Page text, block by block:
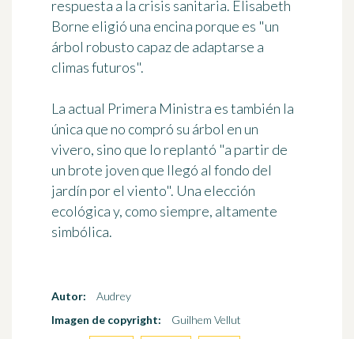
respuesta a la crisis sanitaria. Elisabeth
Borne eligió una encina porque es "un
árbol robusto capaz de adaptarse a
climas futuros".
La actual Primera Ministra es también la
única que no compró su árbol en un
vivero, sino que lo replantó "a partir de
un brote joven que llegó al fondo del
jardín por el viento". Una elección
ecológica y, como siempre, altamente
simbólica.
Autor:
Audrey
Imagen de copyright:
Guilhem Vellut